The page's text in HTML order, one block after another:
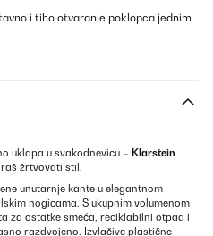
i tiho otvaranje poklopca jednim
uklapa u svakodnevicu – Klarstein
žrtvovati stil.
unutarnje kante u elegantnom
nogicama. S ukupnim volumenom
za ostatke smeća, reciklabilni otpad i
razdvojeno. Izvlačive plastične